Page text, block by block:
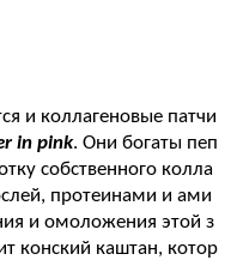
и коллагеновые патчи
in pink. Они богаты пеп
собственного колла
протеинами и ами
и омоложения этой з
конский каштан, котор